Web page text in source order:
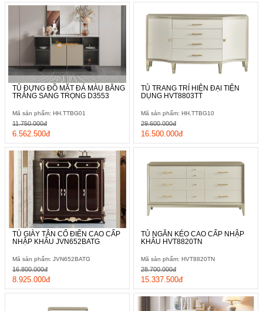
TỦ ĐỰNG ĐỒ MẶT ĐÁ MÀU BĂNG
TRẮNG SANG TRỌNG D3553
Mã sản phẩm: HH.TTBG01
6.562.500đ
11.750.000đ
TỦ TRANG TRÍ HIỆN ĐẠI TIỆN
DỤNG HVT8803TT
Mã sản phẩm: HH.TTBG10
16.500.000đ
29.600.000đ
TỦ GIÀY TÂN CỔ ĐIỂN CAO CẤP
NHẬP KHẨU JVN652BATG
Mã sản phẩm: JVN652BATG
8.925.000đ
16.800.000đ
TỦ NGĂN KÉO CAO CẤP NHẬP
KHẨU HVT8820TN
Mã sản phẩm: HVT8820TN
15.337.500đ
28.700.000đ